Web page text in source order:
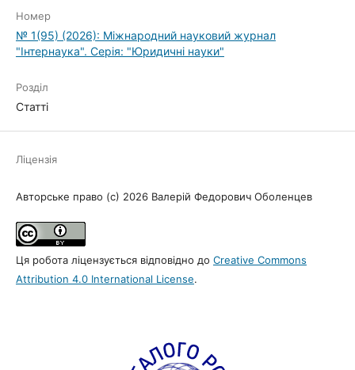
Номер
№ 1(95) (2026): Міжнародний науковий журнал
"Інтернаука". Серія: "Юридичні науки"
Розділ
Статті
Ліцензія
Авторське право (c) 2026 Валерій Федорович Оболенцев
Ця робота ліцензується відповідно до Creative Commons
Attribution 4.0 International License.